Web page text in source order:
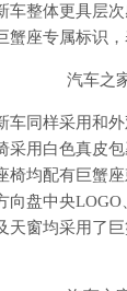
车整体更具层
座专属标识，
同样采用和外
采用白色真皮
椅均配有巨蟹
向盘中央
天窗均采用了